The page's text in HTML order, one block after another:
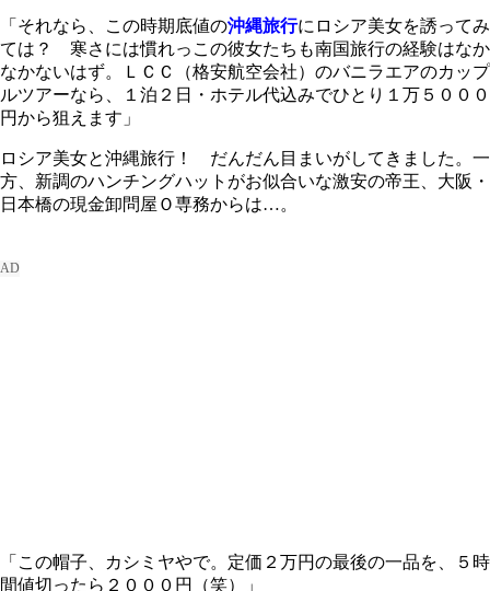
「それなら、この時期底値の沖縄旅行にロシア美女を誘ってみ
ては？ 寒さには慣れっこの彼女たちも南国旅行の経験はなか
なかないはず。ＬＣＣ（格安航空会社）のバニラエアのカップ
ルツアーなら、１泊２日・ホテル代込みでひとり１万５０００
円から狙えます」
ロシア美女と沖縄旅行！ だんだん目まいがしてきました。一
方、新調のハンチングハットがお似合いな激安の帝王、大阪・
日本橋の現金卸問屋Ｏ専務からは…。
「この帽子、カシミヤやで。定価２万円の最後の一品を、５時
間値切ったら２０００円（笑）」